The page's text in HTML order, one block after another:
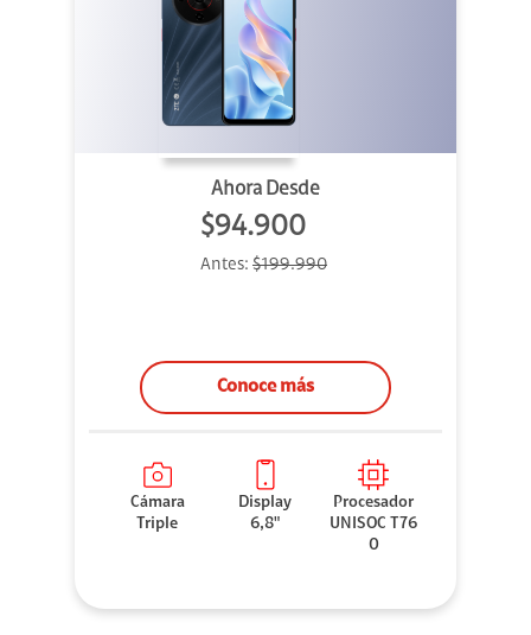
Ahora Desde
$94.900
Antes: $199.990
Conoce más
Cámara
Triple
Display
6,8"
Procesador
UNISOC T76
0